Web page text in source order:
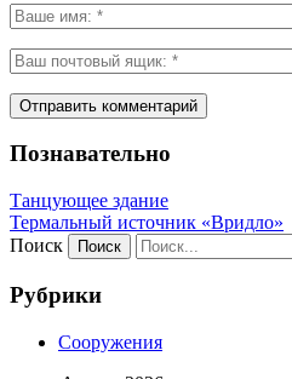
Познавательно
Танцующее здание
Термальный источник «Вридло»
Поиск
Рубрики
Сооружения